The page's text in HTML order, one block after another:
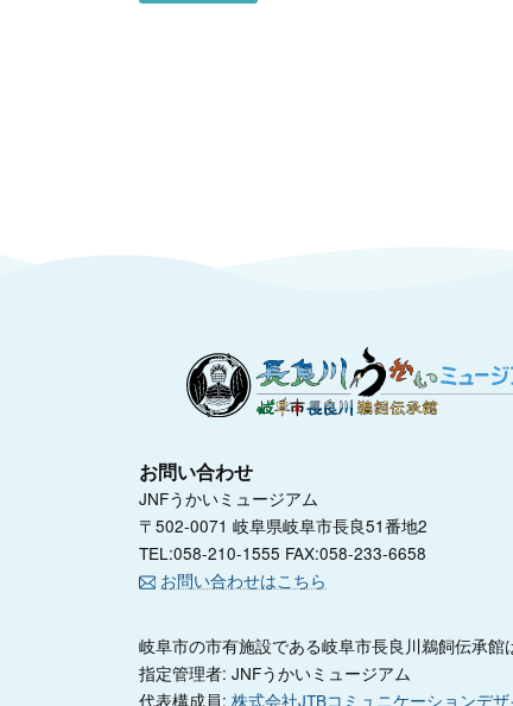
お問い合わせ
JNFうかいミュージアム
〒502-0071 岐阜県岐阜市長良51番地2
TEL:058-210-1555 FAX:058-233-6658
お問い合わせはこちら
岐阜市の市有施設である岐阜市長良川鵜飼伝承館
指定管理者: JNFうかいミュージアム
代表構成員: 株式会社JTBコミュニケーションデザ